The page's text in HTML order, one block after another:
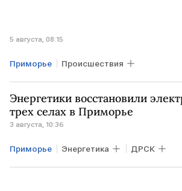
5 августа, 08:15
Приморье Происшествия
Владивосток электроснабжение
Общество
Энергетики восстановили
трех селах в Приморье
3 августа, 10:36
Приморье Энергетика ДРСК